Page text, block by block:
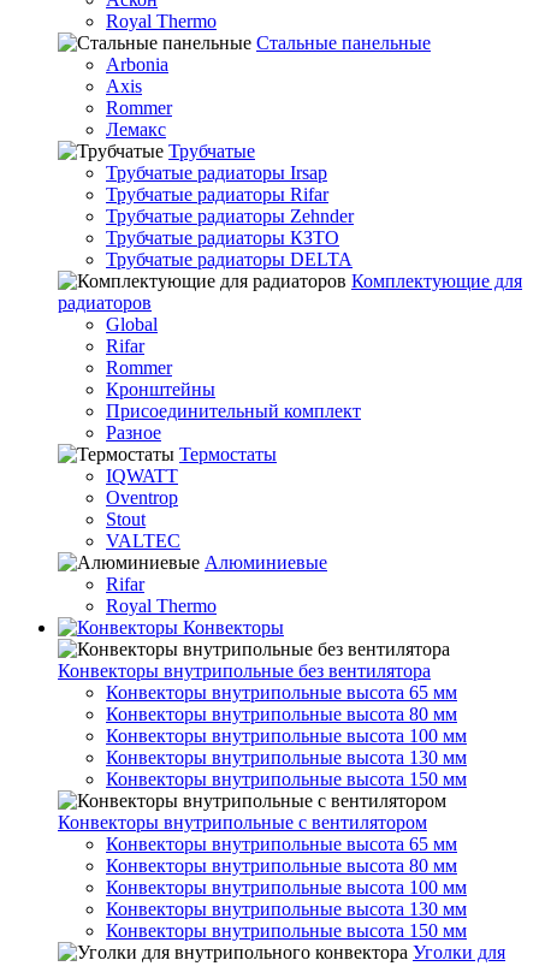
Royal Thermo
Стальные панельные
Arbonia
Axis
Rommer
Лемакс
Трубчатые
Трубчатые радиаторы Irsap
Трубчатые радиаторы Rifar
Трубчатые радиаторы Zehnder
Трубчатые радиаторы КЗТО
Трубчатые радиаторы DELTA
Комплектующие для
радиаторов
Global
Rifar
Rommer
Кронштейны
Присоединительный комплект
Разное
Термостаты
IQWATT
Oventrop
Stout
VALTEC
Алюминиевые
Rifar
Royal Thermo
Конвекторы
Конвекторы внутрипольные без вентилятора
Конвекторы внутрипольные высота 65 мм
Конвекторы внутрипольные высота 80 мм
Конвекторы внутрипольные высота 100 мм
Конвекторы внутрипольные высота 130 мм
Конвекторы внутрипольные высота 150 мм
Конвекторы внутрипольные с вентилятором
Конвекторы внутрипольные высота 65 мм
Конвекторы внутрипольные высота 80 мм
Конвекторы внутрипольные высота 100 мм
Конвекторы внутрипольные высота 130 мм
Конвекторы внутрипольные высота 150 мм
Уголки для